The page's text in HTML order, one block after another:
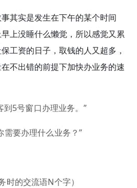
其实是发生在下午的某个时间
上没睡什么懒觉，所以感觉又累
工资的日子，取钱的人又超多，
不出错的前提下加快办业务的速
到5号窗口办理业务。”
需要办理什么业务？”
的交流语N个字）